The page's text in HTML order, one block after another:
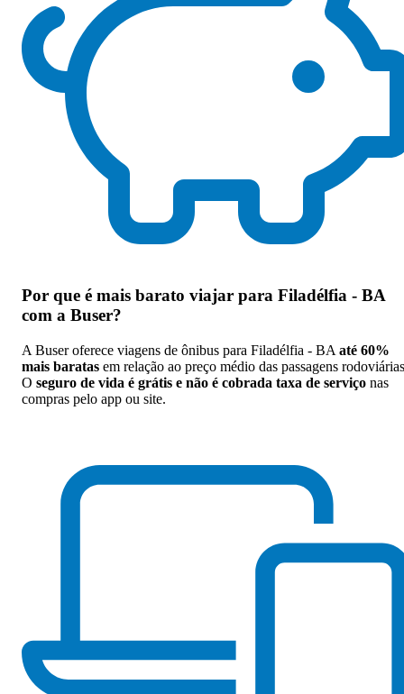
Por que é mais barato viajar para Filadélfia - BA
com a Buser?
A Buser oferece viagens de ônibus para Filadélfia - BA até 60%
mais baratas em relação ao preço médio das passagens
O seguro de vida é grátis e não é cobrada taxa de serviço nas
compras pelo app ou site.